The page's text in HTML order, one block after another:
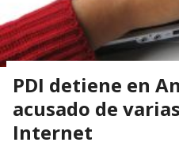
PDI detiene en
acusado de
Internet